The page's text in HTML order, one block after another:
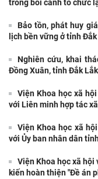
trong bối cảnh tổ chức
Bảo tồn, phát huy
lịch bền vững ở tỉnh
Nghiên cứu, khai
Đồng Xuân, tỉnh Đắk
Viện Khoa học xã
với Liên minh hợp tác
Viện Khoa học xã
với Ủy ban nhân dân
Viện Khoa học xã hội
kiến hoàn thiện "Đề án